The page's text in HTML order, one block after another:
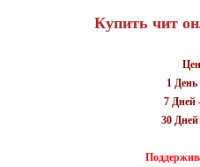
Купить чит
1 День
7 Дней
30 Дней